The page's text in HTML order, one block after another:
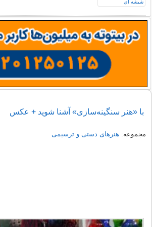
با «هنر سنگینه‌سازی» آشنا شوید + عکس
مجموعه: هنرهای دستی و ترسیمی